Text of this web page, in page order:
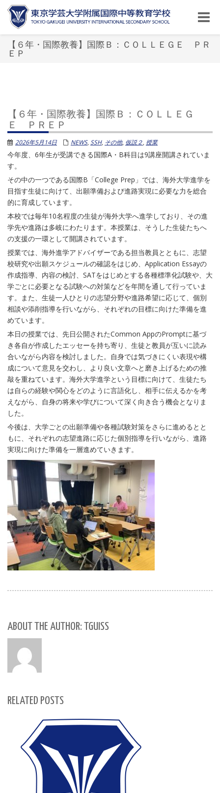
Toggle
【６年・国際教養】国際Ｂ：ＣＯＬＬＥＧＥ ＰＲ
ＥＰ
【６年・国際教養】国際Ｂ：ＣＯＬＬＥＧ
Ｅ ＰＲＥＰ
2026年5月14日 NEWS, SSH, その他, 仮説２, 授業
今年度、6年生が受講できる国際A・B科目は9講座開講されていま
す。
その中の一つである国際B「College Prep」では、海外大学進学を
目指す生徒に向けて、出願準備および進路実現に必要な力を総合
的に育成しています。
本校では毎年10名程度の生徒が海外大学へ進学しており、その進
学先や進路は多岐にわたります。本授業は、そうした生徒たちへ
の支援の一環として開講されています。
授業では、海外進学アドバイザーである担当教員とともに、志望
校研究や出願スケジュールの確認をはじめ、Application Essayの
作成指導、内容の検討、SATをはじめとする各種標準化試験や、大
学ごとに必要となる試験への対策などを年間を通して行っていま
す。また、生徒一人ひとりの志望分野や進路希望に応じて、個別
相談や添削指導を行いながら、それぞれの目標に向けた準備を進
めています。
本日の授業では、先日公開されたCommon AppのPromptに基づ
き各自が作成したエッセーを持ち寄り、生徒と教員が互いに読み
合いながら内容を検討しました。自身では気づきにくい表現や構
成について意見を交わし、より良い文章へと磨き上げるための推
敲を重ねています。海外大学進学という目標に向けて、生徒たち
は自らの経験や関心をどのように言語化し、相手に伝えるかを考
えながら、自身の将来や学びについて深く向き合う機会となりま
した。
今後は、大学ごとの出願準備や各種試験対策をさらに進めるとと
もに、それぞれの志望進路に応じた個別指導を行いながら、進路
実現に向けた準備を一層進めていきます。
ABOUT THE AUTHOR: TGUISS
RELATED POSTS